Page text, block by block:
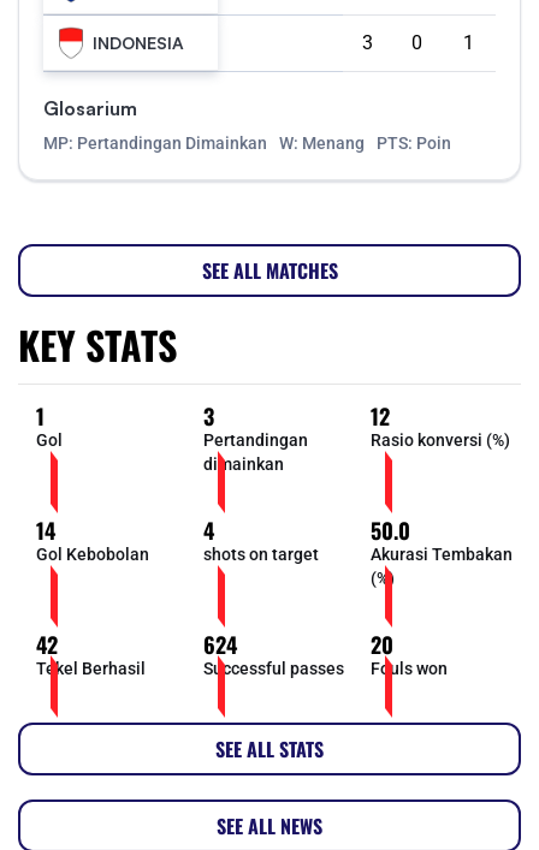
SEE ALL MATCHES
KEY STATS
1
Gol
3
Pertandingan
dimainkan
12
Rasio konversi (%)
14
Gol Kebobolan
4
shots on target
50.0
Akurasi Tembakan
(%)
42
Tekel Berhasil
624
Successful passes
20
Fouls won
SEE ALL STATS
SEE ALL NEWS
INDONESIA 3 0 1
Glosarium
MP: Pertandingan Dimainkan W: Menang PTS: Poin